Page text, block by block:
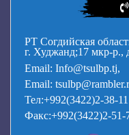
РТ Согдийская
г. Худжанд;17 мкр-р.,
Email: Info@tsulbp.tj,
Email:
Тел:+992(3422)2-38-11
Факс:+992(3422)2-51-